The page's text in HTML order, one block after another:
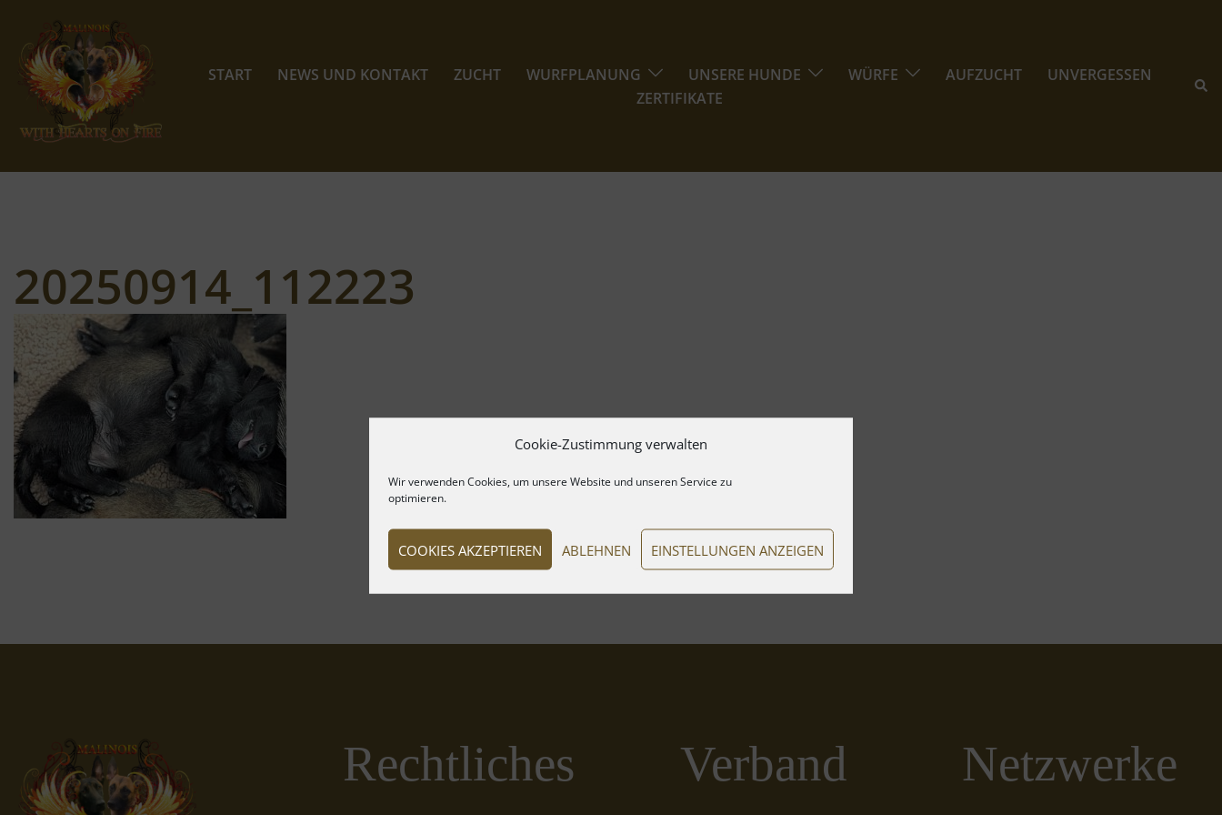
Cookie-Zustimmung verwalten
Wir verwenden Cookies, um unsere Website und unseren Service zu
optimieren.
COOKIES AKZEPTIEREN ABLEHNEN EINSTELLUNGEN ANZEIGEN
Inhalt
springen
START NEWS UND KONTAKT ZUCHT WURFPLANUNG UNSERE HUNDE WÜRFE AUFZUCHT
UNVERGESSEN
ZERTIFIKATE
20250914_112223
Rechtliches Verband Netzwerke